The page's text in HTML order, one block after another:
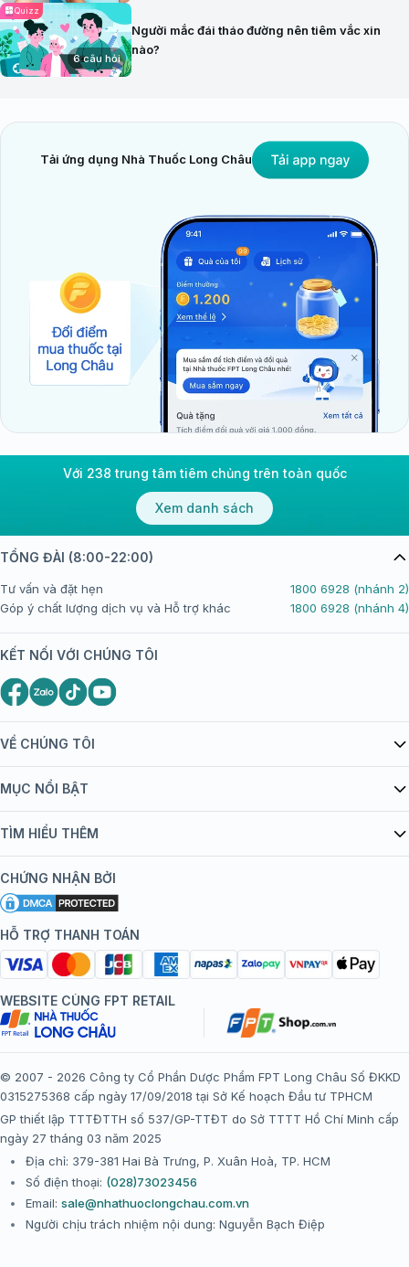
Quizz
6 câu hỏi
Người mắc đái tháo đường nên tiêm vắc xin
nào?
Tải ứng dụng Nhà Thuốc Long Châu
Với 238 trung tâm tiêm chủng trên toàn quốc
Xem danh sách
VỀ CHÚNG TÔI
Giới thiệu Tiêm Chủng FPT Long Châu
bán hàng
Chính sách nội dung
Chính sách bảo mật
Chính sách bảo mật dữ liệu cá nhân
Chính sách thanh toán
Chính sách đổi trả gói, mũi tiêm tại trung tâm tiêm chủng
FPT Long Châu
Thể lệ chương trình “Tích điểm nhận đặc quyền”
MỤC NỔI BẬT
Danh mục vắc xin
Đội ngũ bác sĩ, chuyên gia
Hệ thống trung tâm tiêm chủng
TÌM HIỂU THÊM
Khuyến mãi
Tôi nên tiêm gì?
Tiêm chủng đi nước ngoài
CHỨNG NHẬN BỞI
HỖ TRỢ THANH TOÁN
TỔNG ĐÀI (8:00-22:00)
Tư vấn và đặt hẹn
1800 6928 (nhánh 2)
Góp ý chất lượng dịch vụ và Hỗ trợ khác
1800 6928 (nhánh 4)
KẾT NỐI VỚI CHÚNG TÔI
WEBSITE CÙNG FPT RETAIL
© 2007 - 2026 Công ty Cổ Phần Dược Phẩm FPT Long Châu Số ĐKKD
0315275368 cấp ngày 17/09/2018 tại Sở Kế hoạch Đầu tư TPHCM
GP thiết lập TTTĐTTH số 537/GP-TTĐT do Sở TTTT Hồ Chí Minh cấp
ngày 27 tháng 03 năm 2025
Địa chỉ: 379-381 Hai Bà Trưng, P. Xuân Hoà, TP. HCM
Số điện thoại: (028)73023456
Email: sale@nhathuoclongchau.com.vn
Người chịu trách nhiệm nội dung: Nguyễn Bạch Điệp